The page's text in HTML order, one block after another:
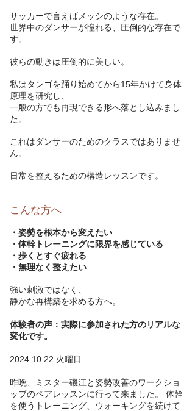
サッカーで言えばメッシのような存在。
世界中のダンサーが憧れる、圧倒的な存在で
す。
彼らの動きは圧倒的に美しい。
私はタンゴを踊り始めてから15年かけて身体
原理を研究し、
一般の方でも再現できる形へ落とし込みまし
た。
これはダンサーのためのクラスではありませ
ん。
日常を整えるための構造レッスンです。
こんな方へ
・姿勢を根本から変えたい
・体幹トレーニングに限界を感じている
・歩くとすぐ疲れる
・無理なく整えたい
強い刺激ではなく、
静かな再構築を求める方へ。
体験者の声：実際に参加された方のリアルな
変化です。
2024.10.22 火曜日
昨晩、ミスター磯江と姿勢改善のワークショ
ップのペアレッスンに行って来ました。 体幹
を使うトレーニング、ウォーキングを続けて